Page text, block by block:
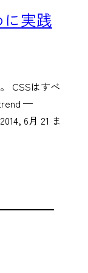
に実践
CSSはすべ
—
6月 21 ま